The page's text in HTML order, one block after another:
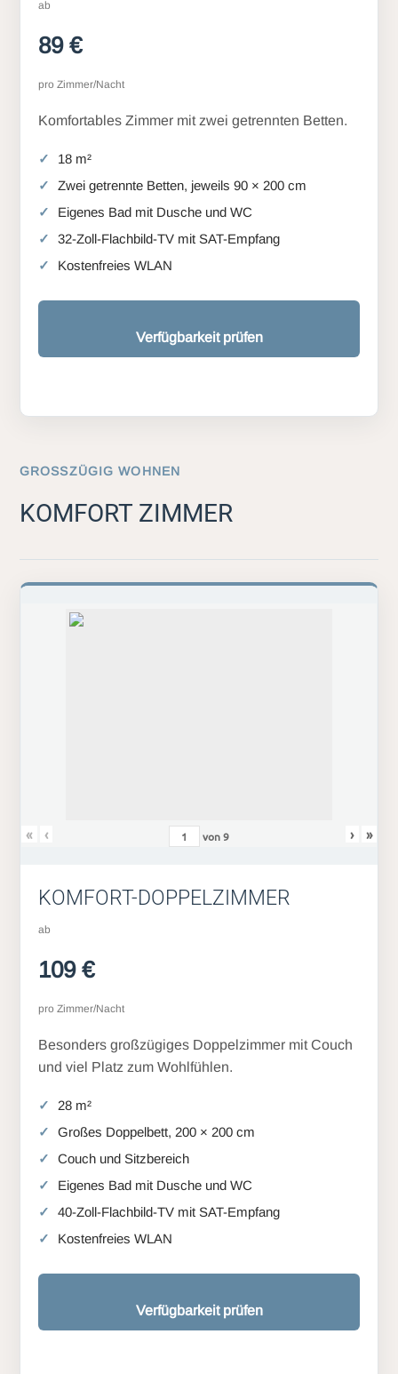
ab
89 €
pro Zimmer/Nacht
Komfortables Zimmer mit zwei getrennten Betten.
18 m²
Zwei getrennte Betten, jeweils 90 × 200 cm
Eigenes Bad mit Dusche und WC
32-Zoll-Flachbild-TV mit SAT-Empfang
Kostenfreies WLAN
Verfügbarkeit prüfen
GROSSZÜGIG WOHNEN
KOMFORT ZIMMER
« ‹ von9 › »
KOMFORT-DOPPELZIMMER
ab
109 €
pro Zimmer/Nacht
Besonders großzügiges Doppelzimmer mit Couch
und viel Platz zum Wohlfühlen.
28 m²
Großes Doppelbett, 200 × 200 cm
Couch und Sitzbereich
Eigenes Bad mit Dusche und WC
40-Zoll-Flachbild-TV mit SAT-Empfang
Kostenfreies WLAN
Verfügbarkeit prüfen